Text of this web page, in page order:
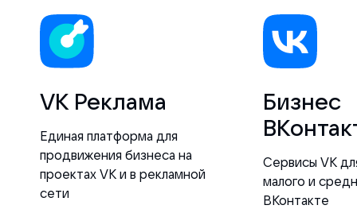
VK Реклама
Единая платформа для
продвижения бизнеса на
проектах VK и в рекламной
сети
Бизнес
Сервисы VK
малого и
ВКонтакте